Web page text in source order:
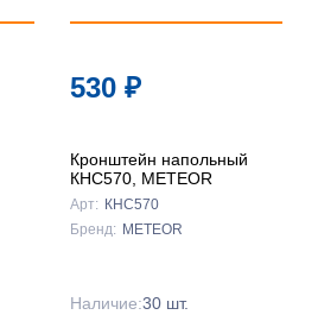
530 ₽
Кронштейн напольный
КНС570, METEOR
Арт: КНС570
Бренд: METEOR
Наличие:30 шт.